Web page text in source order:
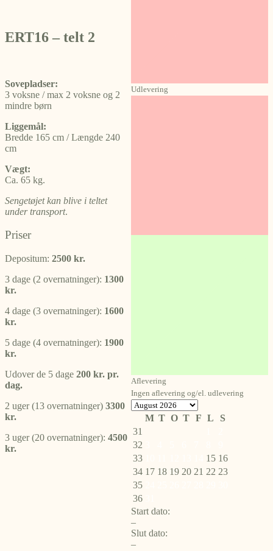
ERT16 – telt 2
Sovepladser:
3 voksne / max 2 voksne og 2
mindre børn
Liggemål:
Bredde 165 cm / Længde 240
cm
Vægt:
Ca. 65 kg.
Sengetøjet kan blive i teltet
under transport.
Priser
Depositum: 2500 kr.
3 dage (2 overnatninger): 1300
kr.
4 dage (3 overnatninger): 1600
kr.
5 dage (4 overnatninger): 1900
kr.
Udover de 5 dage 200 kr. pr.
dag.
2 uger (13 overnatninger) 3300
kr.
3 uger (20 overnatninger): 4500
kr.
Udlevering
Aflevering
Ingen aflevering og/el. udlevering
M T O T F L
S
31
32
33
15 16
34 17 18 19 20 21 22 23
35
36
Start dato:
–
Slut dato:
–